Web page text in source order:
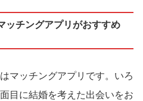
ッチングアプリがおすすめ
マッチングアプリです。いろ
目に結婚を考えた出会いをお